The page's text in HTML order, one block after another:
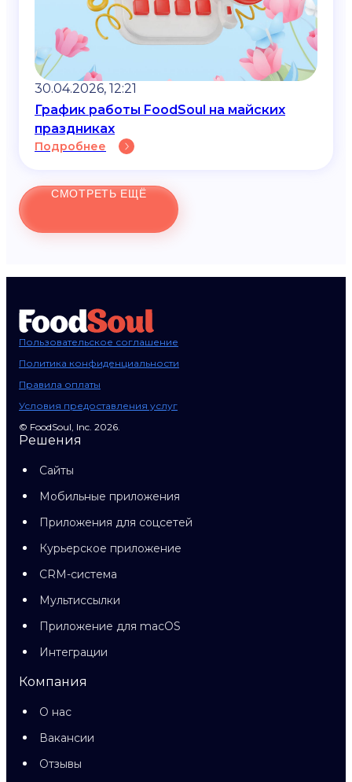
30.04.2026, 12:21
График работы FoodSoul на майских
праздниках
Подробнее
СМОТРЕТЬ ЕЩЁ
Пользовательское соглашение
Политика конфиденциальности
Правила оплаты
Условия предоставления услуг
© FoodSoul, Inc. 2026.
Решения
Сайты
Мобильные приложения
Приложения для соцсетей
Курьерское приложение
CRM-система
Мультиссылки
Приложение для macOS
Интеграции
Компания
О нас
Вакансии
Отзывы